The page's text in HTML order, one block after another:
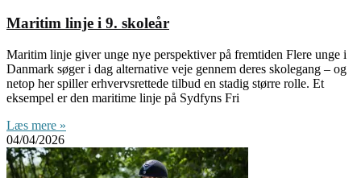
Maritim linje i 9. skoleår
Maritim linje giver unge nye perspektiver på fremtiden Flere unge i
Danmark søger i dag alternative veje gennem deres skolegang – og
netop her spiller erhvervsrettede tilbud en stadig større rolle. Et
eksempel er den maritime linje på Sydfyns Fri
Læs mere »
04/04/2026